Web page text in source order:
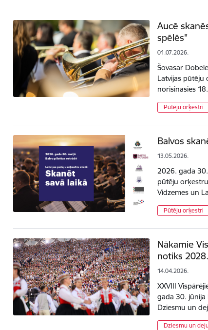
Aucē
spēlēs"
01.07.2026.
Šovasar
Latvijas pūtēju
norisināsies
Pūtēju orķestri
Balvos
13.05.2026.
2026. gada
pūtēju orķestru
Vidzemes un
Pūtēju orķestri
Nākamie
notiks
14.04.2026.
XXVIII
gada 30. jūnija
Dziesmu un
Dziesmu un